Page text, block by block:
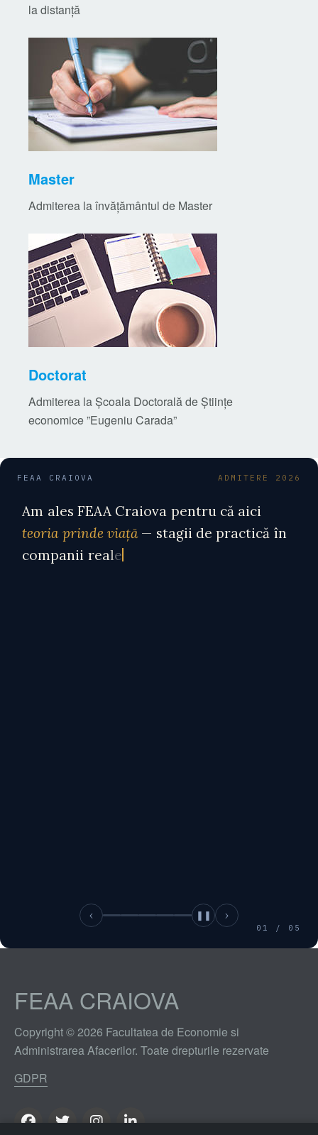
la distanță
Master
Admiterea la învățământul de Master
Doctorat
Admiterea la Școala Doctorală de Științe
economice ”Eugeniu Carada”
FEAA CRAIOVA ADMITERE 2026
01 / 05
Am ales FEAA Craiova pentru că aici
teoria prinde viață — stagii de practică în
companii reale
‹ ❚❚ ›
FEAA CRAIOVA
Copyright © 2026 Facultatea de Economie si
Administrarea Afacerilor. Toate drepturile rezervate
GDPR